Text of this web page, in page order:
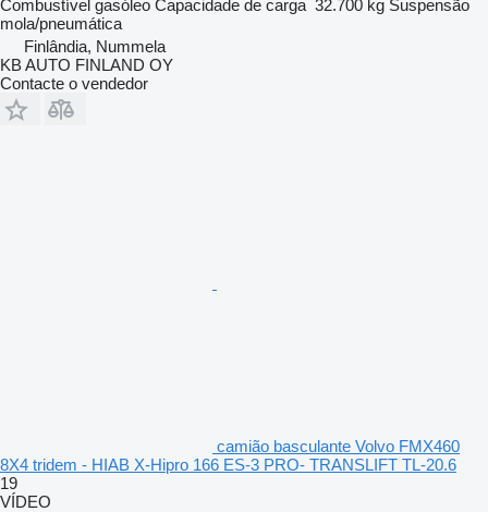
Combustível gasóleo Capacidade de carga 32.700 kg Suspensão
mola/pneumática
Finlândia, Nummela
KB AUTO FINLAND OY
Contacte o vendedor
camião basculante Volvo FMX460
8X4 tridem - HIAB X-Hipro 166 ES-3 PRO- TRANSLIFT TL-20.6
19
VÍDEO